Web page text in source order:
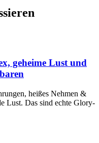
geheime Lust und
heißes Nehmen &
Lust. Das sind echte Glory-